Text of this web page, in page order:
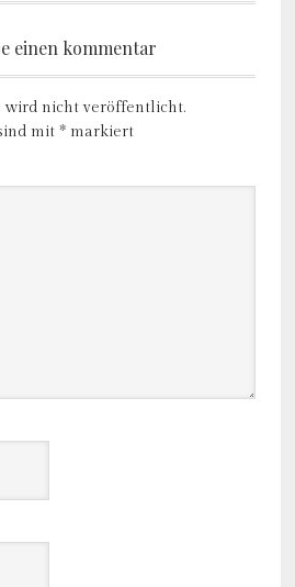
einen kommentar
wird nicht veröffentlicht.
mit *markiert